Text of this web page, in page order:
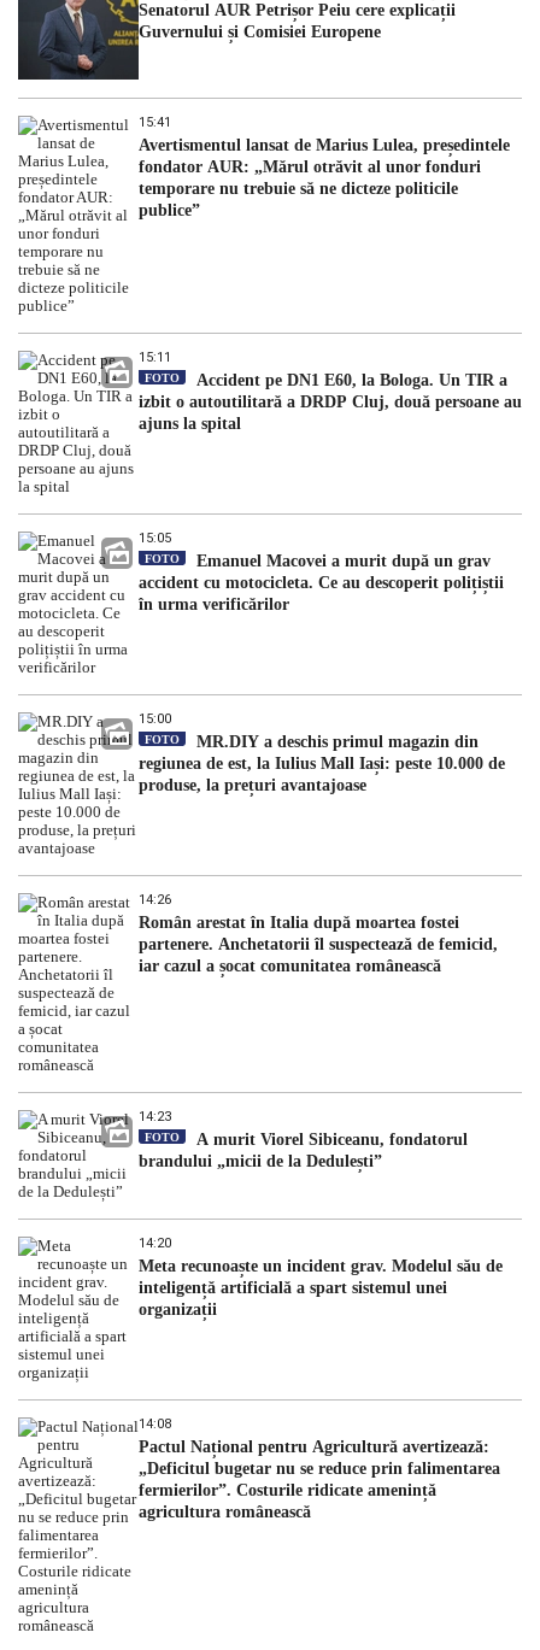
Senatorul AUR Petrișor Peiu cere explicații
Guvernului și Comisiei Europene
15:41
Avertismentul lansat de Marius Lulea, președintele
fondator AUR: „Mărul otrăvit al unor fonduri
temporare nu trebuie să ne dicteze politicile
publice”
15:11
FOTO
Accident pe DN1 E60, la Bologa. Un TIR a
izbit o autoutilitară a DRDP Cluj, două persoane au
ajuns la spital
15:05
FOTO
Emanuel Macovei a murit după un grav
accident cu motocicleta. Ce au descoperit polițiștii
în urma verificărilor
15:00
FOTO
MR.DIY a deschis primul magazin din
regiunea de est, la Iulius Mall Iași: peste 10.000 de
produse, la prețuri avantajoase
14:26
Român arestat în Italia după moartea fostei
partenere. Anchetatorii îl suspectează de femicid,
iar cazul a șocat comunitatea românească
14:23
FOTO
A murit Viorel Sibiceanu, fondatorul
brandului „micii de la Dedulești”
14:20
Meta recunoaște un incident grav. Modelul său de
inteligență artificială a spart sistemul unei
organizații
14:08
Pactul Național pentru Agricultură avertizează:
„Deficitul bugetar nu se reduce prin falimentarea
fermierilor”. Costurile ridicate amenință
agricultura românească